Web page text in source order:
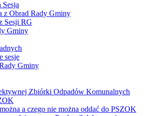
z Obrad Rady Gminy
Sesji RG
Gminy
sesje
Gminy
Zbiórki Odpadów Komunalnych
a czego nie można oddać do PSZOK